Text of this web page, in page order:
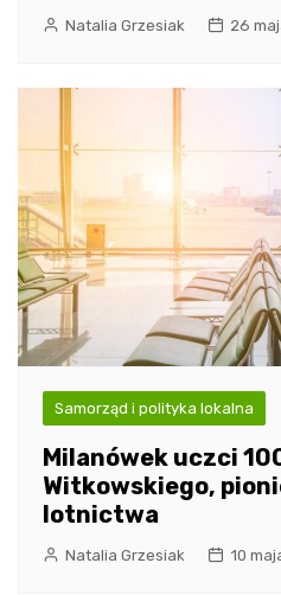
Natalia Grzesiak 26
Samorząd i polityka lokalna
Milanówek uczci
Witkowskiego,
lotnictwa
Natalia Grzesiak 10